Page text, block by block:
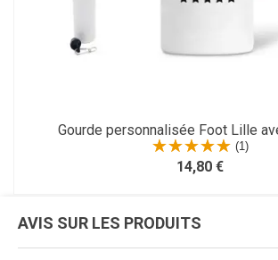
Gourde personnalisée Foot Lille
(1)
14,80 €
AVIS SUR LES PRODUITS